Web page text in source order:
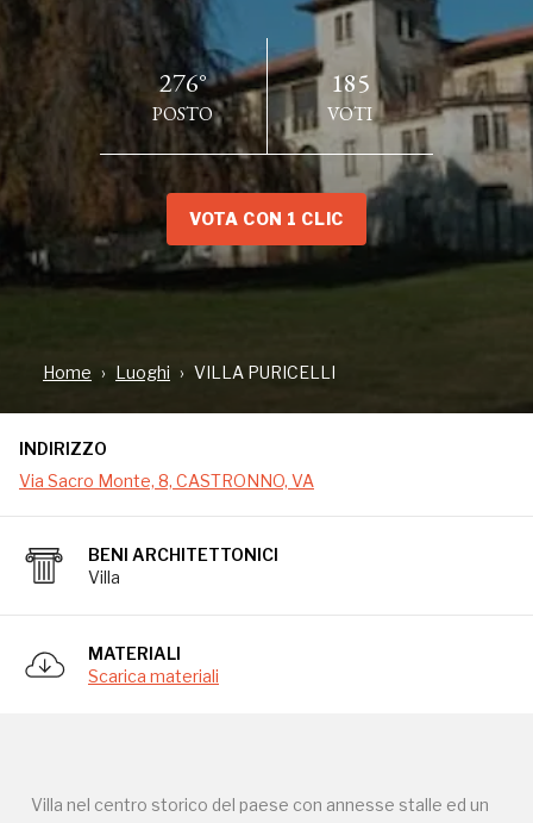
276°
POSTO
185
VOTI
VOTA CON 1 CLIC
Home Luoghi VILLA PURICELLI
INDIRIZZO
Via Sacro Monte, 8, CASTRONNO, VA
BENI ARCHITETTONICI
Villa
MATERIALI
Scarica materiali
Villa nel centro storico del paese con annesse stalle ed un
INDIRIZZO
parco di 14.000 mq con faggio pendulo monumentale. E' un
affascinante edificio liberty di fine Ottocento, di proprietà
nell'estrazione di pietre nelle cave, e a capo della società
e promotore. La villa si trova in uno stato di degrado
drammatico.